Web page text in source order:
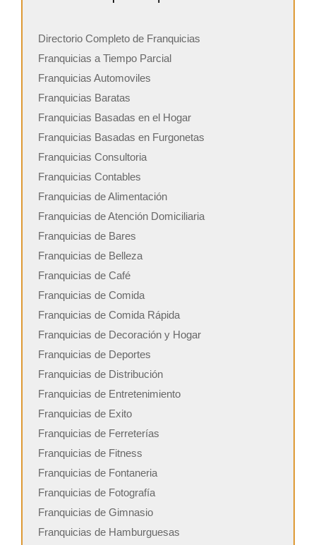
Directorio Completo de Franquicias
Franquicias a Tiempo Parcial
Franquicias Automoviles
Franquicias Baratas
Franquicias Basadas en el Hogar
Franquicias Basadas en Furgonetas
Franquicias Consultoria
Franquicias Contables
Franquicias de Alimentación
Franquicias de Atención Domiciliaria
Franquicias de Bares
Franquicias de Belleza
Franquicias de Café
Franquicias de Comida
Franquicias de Comida Rápida
Franquicias de Decoración y Hogar
Franquicias de Deportes
Franquicias de Distribución
Franquicias de Entretenimiento
Franquicias de Exito
Franquicias de Ferreterías
Franquicias de Fitness
Franquicias de Fontaneria
Franquicias de Fotografía
Franquicias de Gimnasio
Franquicias de Hamburguesas